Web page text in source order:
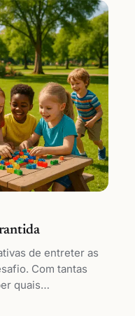
de entreter as
Com tantas
quais…